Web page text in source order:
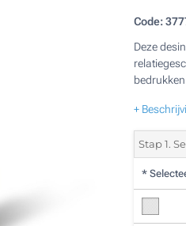
Code:
Deze
+
Stap 1.
*